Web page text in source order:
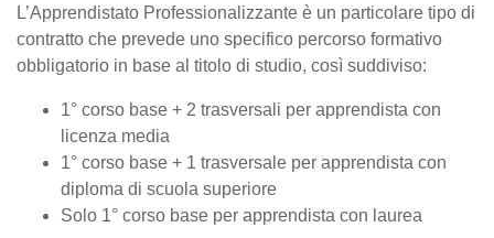
L’Apprendistato Professionalizzante è un particolare tipo di
contratto che prevede uno specifico percorso formativo
obbligatorio in base al titolo di studio, così suddiviso:
1° corso base + 2 trasversali per apprendista con
licenza media
1° corso base + 1 trasversale per apprendista con
diploma di scuola superiore
Solo 1° corso base per apprendista con laurea